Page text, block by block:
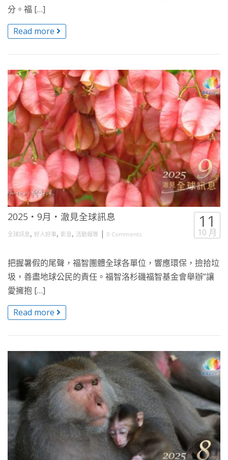
分。福 […]
Read more
2025・9月・澈見全球訊息
全球訊息, 好人好事, 影音, 活動報導 | 0 Comments
11
10 月
把握暑假的尾聲，福智團體全球各單位，響應環保，撿拾垃
圾，善盡地球公民的責任。福智洛杉磯福智基金會舉辦”讓
愛擁抱 […]
Read more